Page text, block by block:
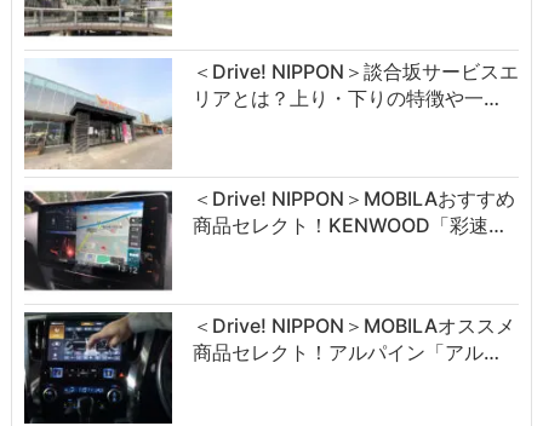
＜Drive! NIPPON＞談合坂サービスエ
リアとは？上り・下りの特徴や一…
＜Drive! NIPPON＞MOBILAおすすめ
商品セレクト！KENWOOD「彩速…
＜Drive! NIPPON＞MOBILAオススメ
商品セレクト！アルパイン「アル…